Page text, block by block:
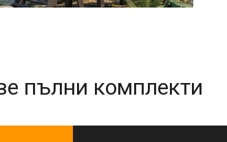
пълни комплекти